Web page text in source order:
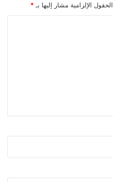
الحقول الإلزامية مشار إليها بـ *